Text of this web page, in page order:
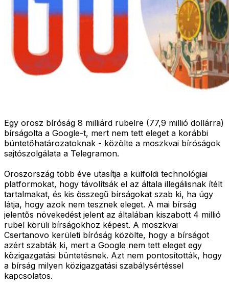
Egy orosz bíróság 8 milliárd rubelre (77,9 millió dollárra)
bírságolta a Google-t, mert nem tett eleget a korábbi
büntetőhatározatoknak - közölte a moszkvai bíróságok
sajtószolgálata a Telegramon.
Oroszország több éve utasítja a külföldi technológiai
platformokat, hogy távolítsák el az általa illegálisnak ítélt
tartalmakat, és kis összegű bírságokat szab ki, ha úgy
látja, hogy azok nem tesznek eleget. A mai bírság
jelentős növekedést jelent az általában kiszabott 4 millió
rubel körüli bírságokhoz képest. A moszkvai
Csertanovo kerületi bíróság közölte, hogy a bírságot
azért szabták ki, mert a Google nem tett eleget egy
közigazgatási büntetésnek. Azt nem pontosították, hogy
a bírság milyen közigazgatási szabálysértéssel
kapcsolatos.